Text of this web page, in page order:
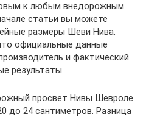
к любым внедорожным
статьи вы можете
размеры Шеви Нива.
официальные данные
и фактический
результаты.
просвет Нивы Шевроле
до 24 сантиметров. Разница